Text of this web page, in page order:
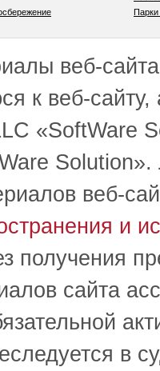
веб-
к веб-
Solution».
веб-
и
получения
сайта
в